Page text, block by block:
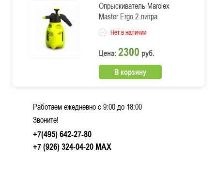
Опрыскиватель Marolex
Master Ergo 2 литра
Нет в наличии
Цена: 2300 руб.
В корзину
Работаем ежедневно c 9:00 до 18:00
Звоните!
+7(495) 642-27-80
+7 (926) 324-04-20MAX